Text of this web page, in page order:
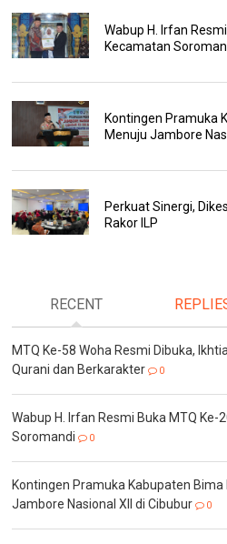
Wabup H. Irfan
Kecamatan
Kontingen Pramuka
Menuju Jambore
Perkuat Sinergi,
Rakor ILP
RECENT
MTQ Ke-58 Woha Resmi Dibuka,
Qurani dan Berkarakter
0
Wabup H. Irfan Resmi Buka MTQ
Soromandi
0
Kontingen Pramuka Kabupaten Bima
Jambore Nasional XII di Cibubur
0